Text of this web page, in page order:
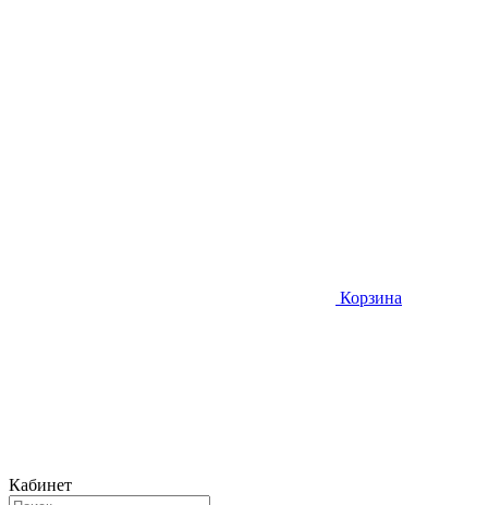
Корзина
Кабинет